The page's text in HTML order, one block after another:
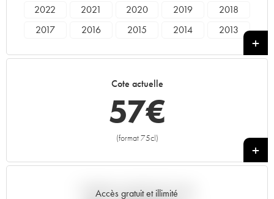
2022 2021 2020 2019
2018
2017
2016 2015 2014
2013
2000
1995
Cote actuelle
57€
(format 75cl)
+
Accès gratuit et illimité
Tendance actuelle de la cote